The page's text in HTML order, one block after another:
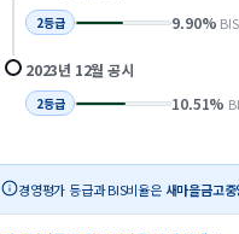
2등급 9.90%
2023년 12월 공시
2등급 10.51%
경영평가 등급과 BIS비율은 새마을금고중